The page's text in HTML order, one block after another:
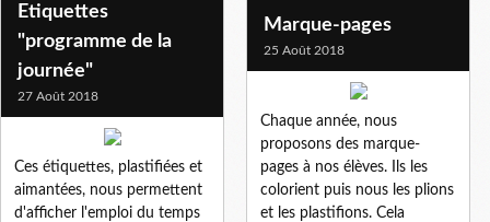
Etiquettes
"programme de la
journée"
27 Août 2018
Ces étiquettes, plastifiées et
aimantées, nous permettent
d'afficher l'emploi du temps
Marque-pages
25 Août 2018
Chaque année, nous
proposons des marque-
pages à nos élèves. Ils les
colorient puis nous les plions
et les plastifions. Cela